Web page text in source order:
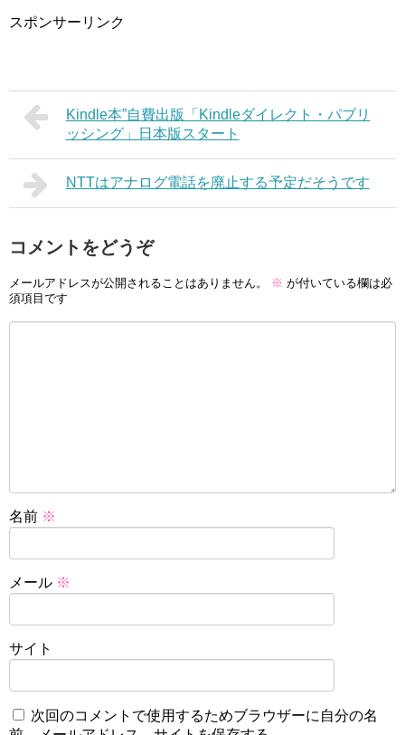
スポンサーリンク
Kindle本”自費出版「Kindleダイレクト・パブリ
ッシング」日本版スタート
NTTはアナログ電話を廃止する予定だそうです
コメントをどうぞ
メールアドレスが公開されることはありません。 ※ が付いている欄は必
須項目です
名前 ※
メール ※
サイト
次回のコメントで使用するためブラウザーに自分の名